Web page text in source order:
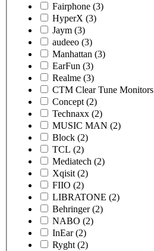
Fairphone (3)
HyperX (3)
Jaym (3)
audeeo (3)
Manhattan (3)
EarFun (3)
Realme (3)
CTM Clear Tune Monitors
Concept (2)
Technaxx (2)
MUSIC MAN (2)
Block (2)
TCL (2)
Mediatech (2)
Xqisit (2)
FIIO (2)
LIBRATONE (2)
Behringer (2)
NABO (2)
InEar (2)
Ryght (2)